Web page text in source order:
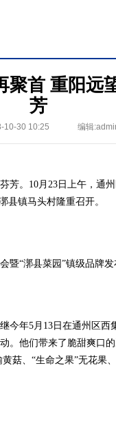
聚首 重阳远
芳
10-30 10:25 编辑
芳。10月23日上午，通
县镇马头村隆重召开。
暨“漷县菜园”镇级品牌
今年5月13日在通州区西
。他们带来了脆甜爽口
菇、“生命之果”无花果